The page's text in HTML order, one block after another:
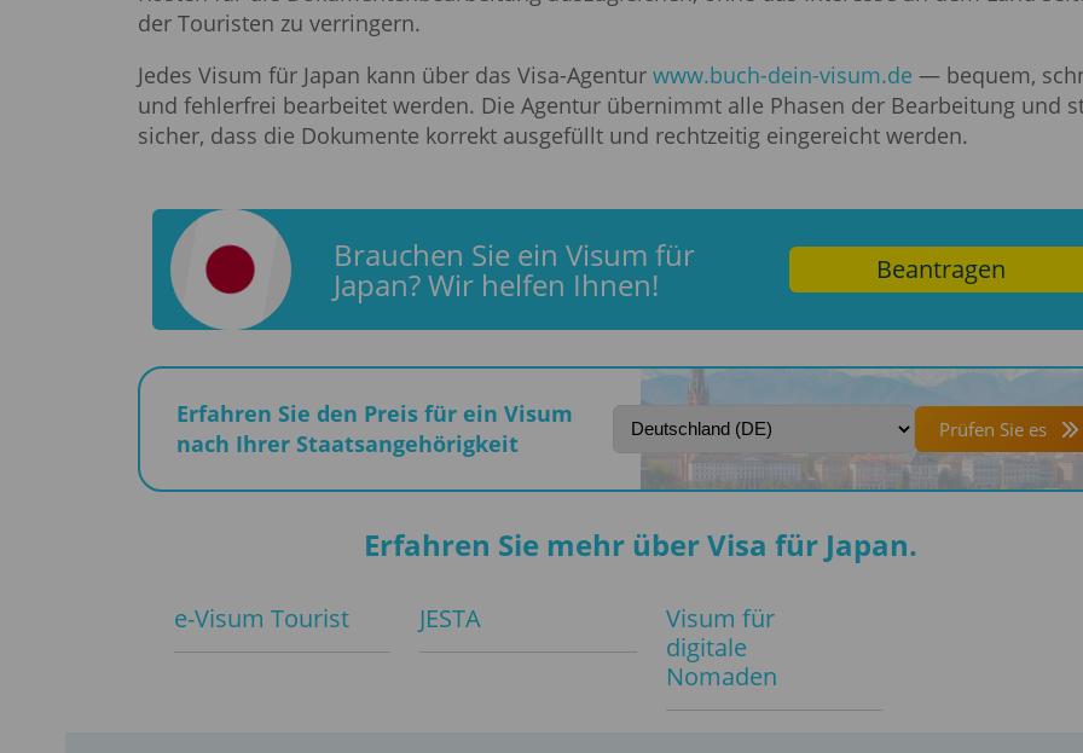
der Touristen zu verringern.
Jedes Visum für Japan kann über das Visa-Agentur www.buch-dein-visum.de — bequem,
und fehlerfrei bearbeitet werden. Die Agentur übernimmt alle Phasen der Bearbeitung und
sicher, dass die Dokumente korrekt ausgefüllt und rechtzeitig eingereicht werden.
Brauchen Sie ein Visum für
Japan? Wir helfen Ihnen! Beantragen
Erfahren Sie den Preis für ein Visum
nach Ihrer Staatsangehörigkeit
Prüfen Sie es
Erfahren Sie mehr über Visa für Japan.
e-Visum Tourist JESTA
Visum für
digitale
Nomaden